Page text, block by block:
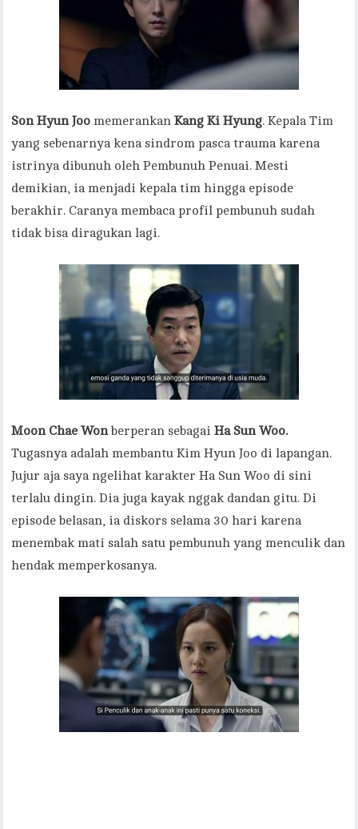
Son Hyun Joo memerankanKang Ki Hyung. Kepala Tim
yang sebenarnya kena sindrom pasca trauma karena
istrinya dibunuh oleh Pembunuh Penuai. Mesti
demikian, ia menjadi kepala tim hingga episode
berakhir. Caranya membaca profil pembunuh sudah
tidak bisa diragukan lagi.
Moon Chae Wonberperan sebagaiHa Sun Woo.
Tugasnya adalah membantu Kim Hyun Joo di lapangan.
Jujur aja saya ngelihat karakter Ha Sun Woo di sini
terlalu dingin. Dia juga kayak nggak dandan gitu. Di
episode belasan, ia diskors selama 30 hari karena
menembak mati salah satu pembunuh yang menculik dan
hendak memperkosanya.